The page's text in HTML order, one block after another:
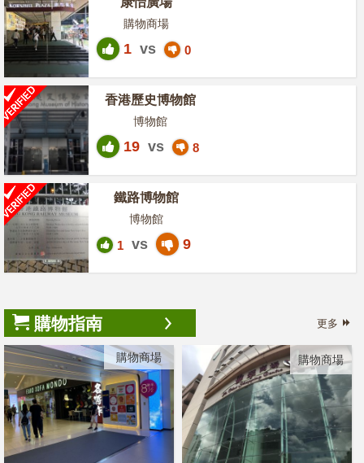
購物商場
1 vs 0
香港歷史博物館
博物館
19 vs 8
鐵路博物館
博物館
1 vs 9
購物指南 更多
購物商場 購物商場